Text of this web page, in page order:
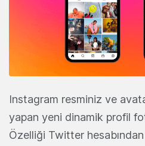
Instagram resminiz ve
yapan yeni dinamik profil
Özelliği Twitter